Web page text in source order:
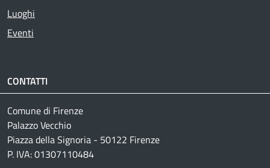
Luoghi
Eventi
CONTATTI
Comune di Firenze
Palazzo Vecchio
Piazza della Signoria - 50122 Firenze
P. IVA: 01307110484